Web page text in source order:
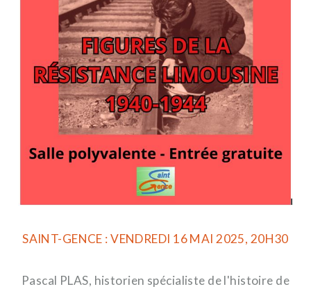
SAINT-GENCE : VENDREDI 16 MAI 2025, 20H30
Pascal PLAS, historien spécialiste de l'histoire de